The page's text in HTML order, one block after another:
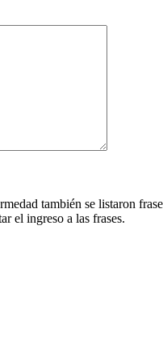
también se listaron
el ingreso a las frases.